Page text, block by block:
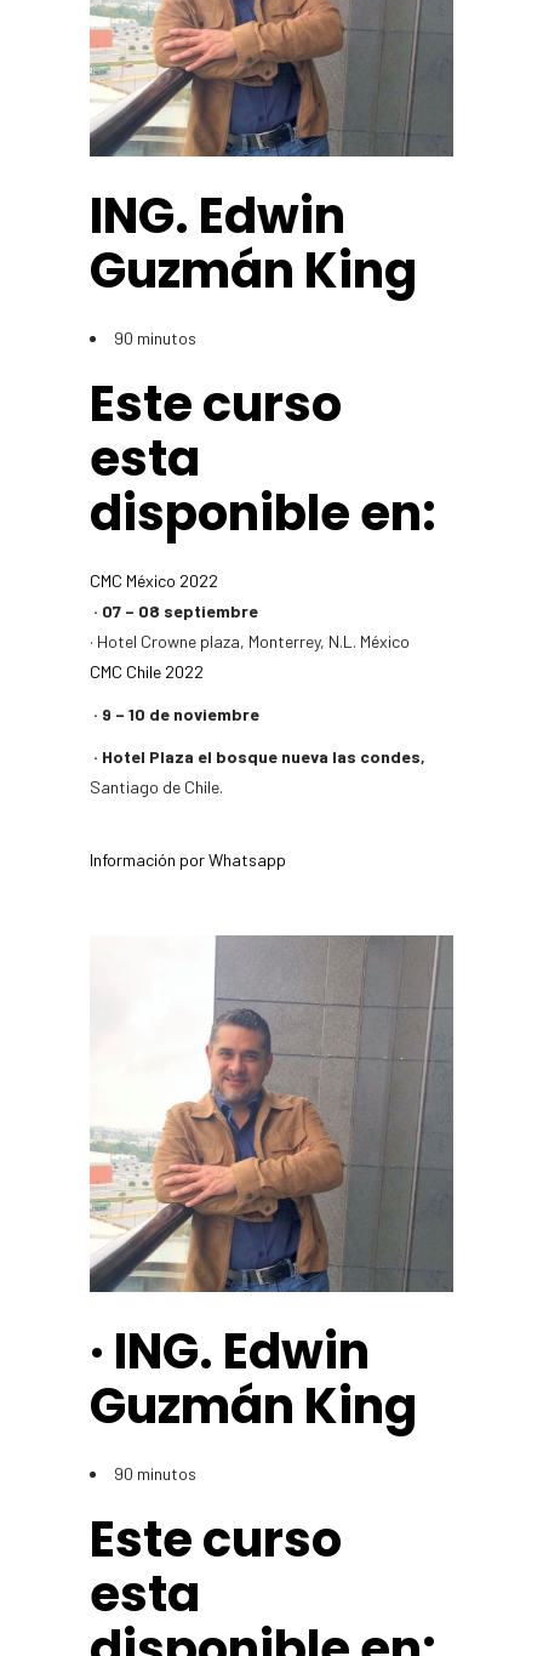
ING. Edwin
Guzmán King
90 minutos
Este curso
esta
disponible en:
CMC México 2022
· 07 – 08 septiembre
· Hotel Crowne plaza, Monterrey, N.L. México
CMC Chile 2022
· 9 – 10 de noviembre
· Hotel Plaza el bosque nueva las condes,
Santiago de Chile.
Información por Whatsapp
· ING. Edwin
Guzmán King
90 minutos
Este curso
esta